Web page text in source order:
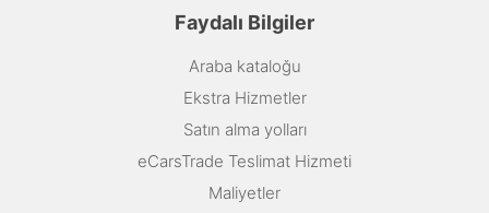
Faydalı Bilgiler
Araba kataloğu
Ekstra Hizmetler
Satın alma yolları
eCarsTrade Teslimat Hizmeti
Maliyetler